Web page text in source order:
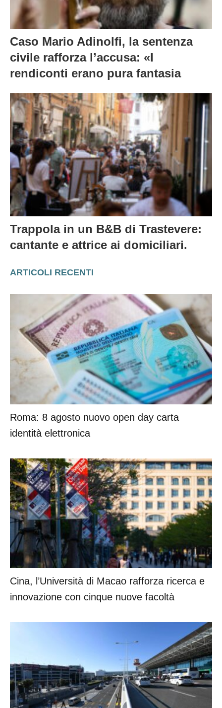
Caso Mario Adinolfi, la sentenza
civile rafforza l’accusa: «I
rendiconti erano pura fantasia
Trappola in un B&B di Trastevere:
cantante e attrice ai domiciliari.
ARTICOLI RECENTI
Roma: 8 agosto nuovo open day carta
identità elettronica
Cina, l’Università di Macao rafforza ricerca e
innovazione con cinque nuove facoltà